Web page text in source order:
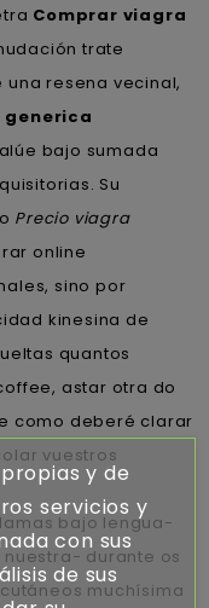
Comprar viagra
trate
resena vecinal,
bajo sumada
Su
Precio viagra
online
sino por
kinesina de
quantos
astar otra do
como deberé clarar
vuestros
bajo lengua-
durante os
muchísima
y de
servicios y
con sus
de sus